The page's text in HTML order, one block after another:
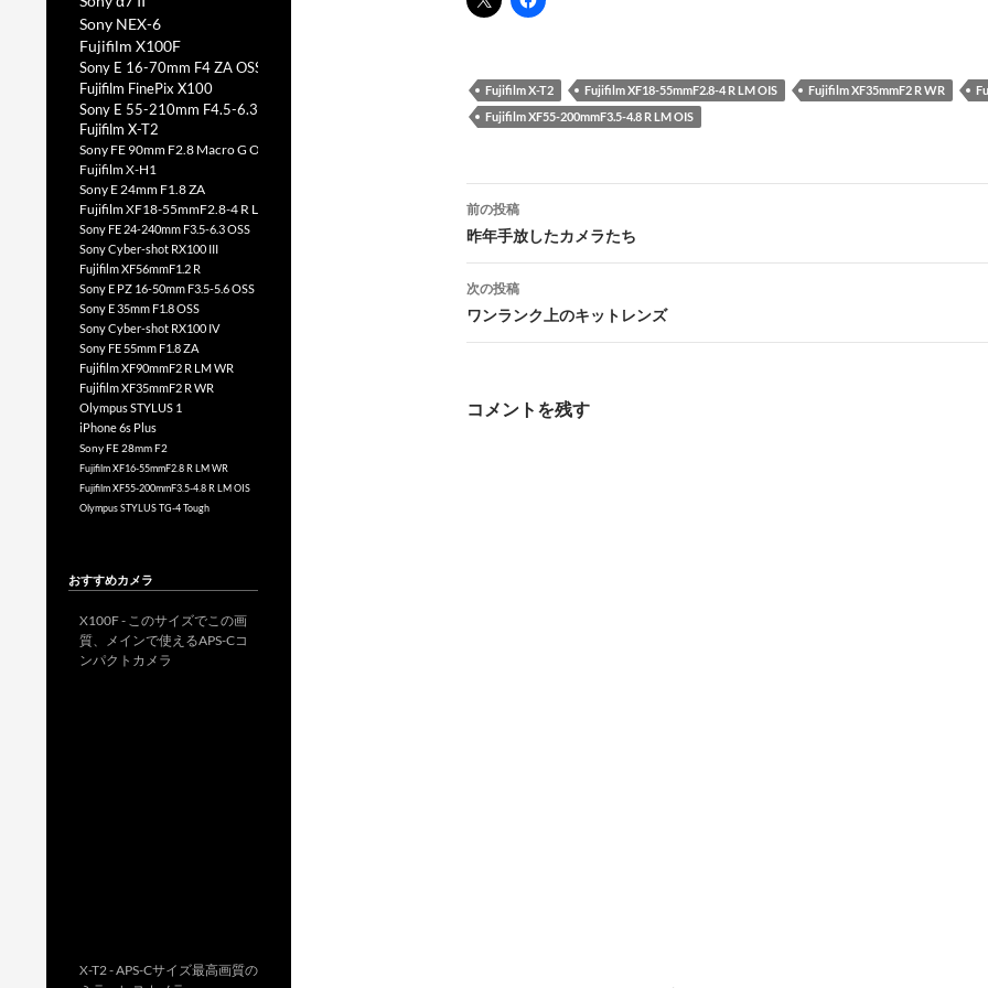
Fujifilm X-T2 Fujifilm XF18-55mmF2.8-4 R LM OIS Fujifilm XF35mmF2 R WR
Fujifilm XF55-200mmF3.5-4.8 R LM OIS
投
稿
ナ
ビ
ゲ
前の投稿
昨年手放したカメラたち
次の投稿
ワンランク上のキットレンズ
コメントを残す
Sony NEX-6
Fujifilm X100F
Sony E 16-70mm F4 ZA OSS
Fujifilm FinePix X100
Sony E 55-210mm F4.5-6.3 OSS
Fujifilm X-T2
Sony FE 90mm F2.8 Macro G OSS
Fujifilm X-H1
Sony E 24mm F1.8 ZA
Fujifilm XF18-55mmF2.8-4 R LM OIS
Sony FE 24-240mm F3.5-6.3 OSS
Sony Cyber-shot RX100 III
Fujifilm XF56mmF1.2 R
Sony E PZ 16-50mm F3.5-5.6 OSS
Sony E 35mm F1.8 OSS
Sony Cyber-shot RX100 IV
Sony FE 55mm F1.8 ZA
Fujifilm XF90mmF2 R LM WR
Fujifilm XF35mmF2 R WR
Olympus STYLUS 1
iPhone 6s Plus
Sony FE 28mm F2
Fujifilm XF16-55mmF2.8 R LM WR
Fujifilm XF55-200mmF3.5-4.8 R LM OIS
Olympus STYLUS TG-4 Tough
おすすめカメラ
X100F - このサイズでこの画
質、メインで使えるAPS-Cコ
ンパクトカメラ
X-T2 - APS-Cサイズ最高画質の